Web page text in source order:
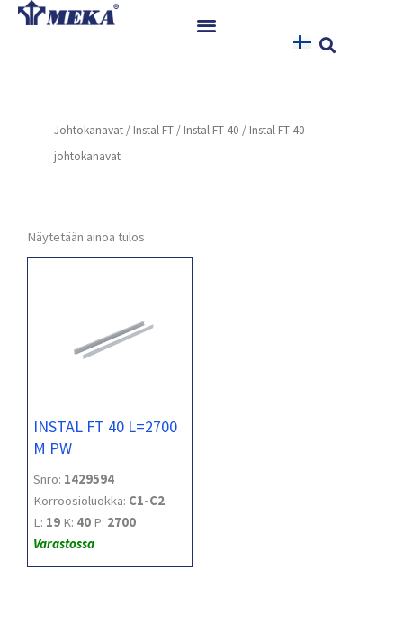
Siirry
Referenssit
Yhteystiedot
Johtokanavat / Instal FT / Instal FT 40 / Instal FT 40
johtokanavat
Näytetään ainoa tulos
INSTAL FT 40 L=2700
M PW
Snro: 1429594
Korroosioluokka: C1-C2
L: 19 K: 40 P: 2700
Varastossa